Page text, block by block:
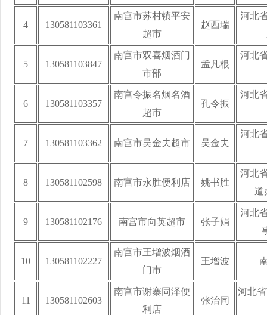
4 130581103361
南宫市苏村镇平安
超市
赵西瑞
河北
5 130581103847
南宫市双喜烟酒门
市部
孟凡根
河北
6 130581103357
南宫令振名烟名酒
超市
孔令振
河北
7 130581103362 南宫市吴金夫超市 吴金夫
河北
8 130581102598 南宫市永胜便利店 姚书胜
河北
道
9 130581102176 南宫市向英超市 张子娟
河北
10 130581102227
南宫市王增波烟酒
门市
王增波
11 130581102603
南宫市谢寨同泽便
利店
张治同
河北